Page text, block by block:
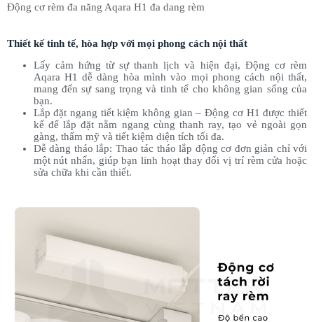
Động cơ rèm đa năng Aqara H1 đa dang rèm
Thiết kế tinh tế, hòa hợp với mọi phong cách nội thất
Lấy cảm hứng từ sự thanh lịch và hiện đại, Động cơ rèm
Aqara H1 dễ dàng hòa mình vào mọi phong cách nội thất,
mang đến sự sang trọng và tinh tế cho không gian sống của
bạn.
Lắp đặt ngang tiết kiệm không gian – Động cơ H1 được thiết
kế để lắp đặt nằm ngang cùng thanh ray, tạo vẻ ngoài gọn
gàng, thẩm mỹ và tiết kiệm diện tích tối đa.
Dễ dàng tháo lắp: Thao tác tháo lắp động cơ đơn giản chỉ với
một nút nhấn, giúp bạn linh hoạt thay đổi vị trí rèm cửa hoặc
sửa chữa khi cần thiết.